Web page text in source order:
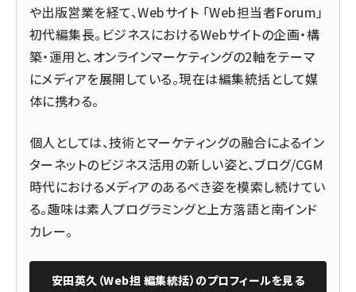
や出版営業を経て、Webサイト 「Web担当者Forum」
初代編集長。ビジネスにおけるWebサイトの企画・構
築・運用と、オンラインマーケティングの2軸をテーマ
にメディアを展開している。現在は編集統括として媒
体に携わる。
個人としては、技術とマーケティングの融合によるイン
ターネットのビジネス活用の新しい姿と、ブログ/CGM
時代におけるメディアのあるべき姿を模索し続けてい
る。趣味は素人プログラミングと上方落語と南インド
カレー。
安田英久（Web担 編集統括） のプロフィールを見る